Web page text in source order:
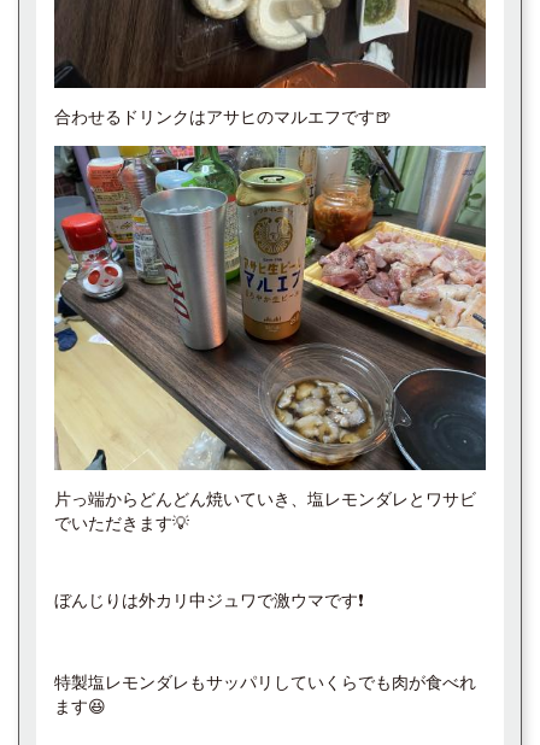
合わせるドリンクはアサヒのマルエフです🍺
片っ端からどんどん焼いていき、塩レモンダレとワサビ
でいただきます💡
ぼんじりは外カリ中ジュワで激ウマです❗️
特製塩レモンダレもサッパリしていくらでも肉が食べれ
ます😆